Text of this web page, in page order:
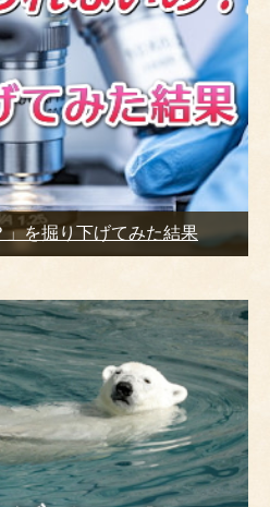
を掘り下げてみた結果